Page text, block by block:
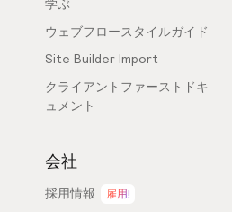
学ぶ
ウェブフロースタイルガイド
Site Builder Import
クライアントファーストドキ
ュメント
会社
採用情報 雇用!